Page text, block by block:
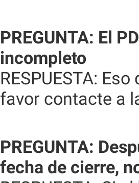
PREGUNTA: El
incompleto
RESPUESTA:
favor contacte a
PREGUNTA:
fecha de cierre,